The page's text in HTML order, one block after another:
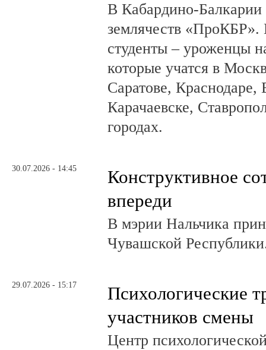
В Кабардино-
землячеств «ПроКБР».
студенты – уроженцы
которые учатся в
Саратове, Краснодаре,
Карачаевске,
городах.
30.07.2026 - 14:45
Конструктивное
впереди
В мэрии Нальчика
Чувашской
29.07.2026 - 15:17
Психологические
участников смены
Центр